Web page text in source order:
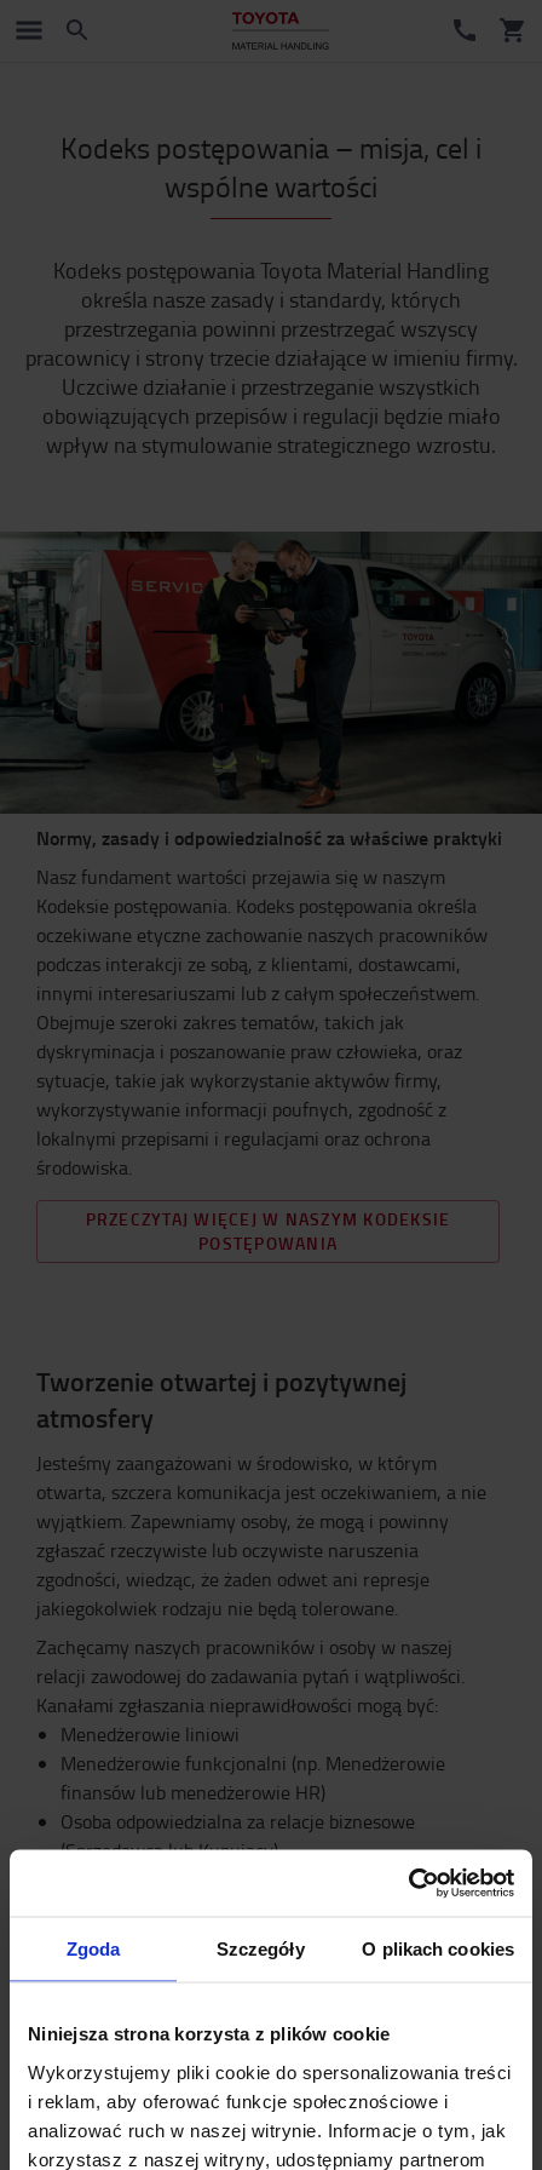
Zgoda Szczegóły O plikach cookies
Niniejsza strona korzysta z plików cookie
Wykorzystujemy pliki cookie do spersonalizowania treści
i reklam, aby oferować funkcje społecznościowe i
analizować ruch w naszej witrynie. Informacje o tym, jak
korzystasz z naszej witryny, udostępniamy partnerom
Kodeks postępowania – misja, cel i
wspólne wartości
Kodeks postępowania Toyota Material Handling
określa nasze zasady i standardy, których
przestrzegania powinni przestrzegać wszyscy
pracownicy i strony trzecie działające w imieniu firmy.
Uczciwe działanie i przestrzeganie wszystkich
obowiązujących przepisów i regulacji będzie miało
wpływ na stymulowanie strategicznego wzrostu.
Normy, zasady i odpowiedzialność za właściwe praktyki
Nasz fundament wartości przejawia się w naszym
Kodeksie postępowania. Kodeks postępowania określa
oczekiwane etyczne zachowanie naszych pracowników
podczas interakcji ze sobą, z klientami, dostawcami,
innymi interesariuszami lub z całym społeczeństwem.
Obejmuje szeroki zakres tematów, takich jak
dyskryminacja i poszanowanie praw człowieka, oraz
sytuacje, takie jak wykorzystanie aktywów firmy,
wykorzystywanie informacji poufnych, zgodność z
lokalnymi przepisami i regulacjami oraz ochrona
środowiska.
PRZECZYTAJ WIĘCEJ W NASZYM KODEKSIE
POSTĘPOWANIA
Tworzenie otwartej i pozytywnej
atmosfery
Jesteśmy zaangażowani w środowisko, w którym
otwarta, szczera komunikacja jest oczekiwaniem, a nie
wyjątkiem. Zapewniamy osoby, że mogą i powinny
zgłaszać rzeczywiste lub oczywiste naruszenia
zgodności, wiedząc, że żaden odwet ani represje
jakiegokolwiek rodzaju nie będą tolerowane.
Zachęcamy naszych pracowników i osoby w naszej
relacji zawodowej do zadawania pytań i wątpliwości.
Kanałami zgłaszania nieprawidłowości mogą być:
Menedżerowie liniowi
Menedżerowie funkcjonalni (np. Menedżerowie
finansów lub menedżerowie HR)
Osoba odpowiedzialna za relacje biznesowe
(Sprzedawca lub Kupujący)
compliance@toyota-industries.eu
Infolinia ds. Kodeksu Postępowania jest
do Twojej dyspozycji
Nasza infolinia ds. Kodeksu postępowania jest
opcjonalna, a zgłoszenia można dokonywać anonimowo,